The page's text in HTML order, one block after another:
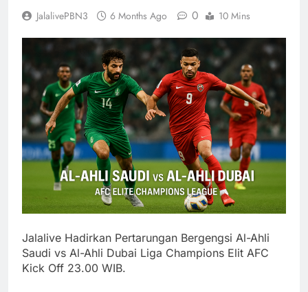
JalalivePBN3 6 Months Ago 0 10 Mins
Jalalive Hadirkan Pertarungan Bergengsi Al-Ahli
Saudi vs Al-Ahli Dubai Liga Champions Elit AFC
Kick Off 23.00 WIB.